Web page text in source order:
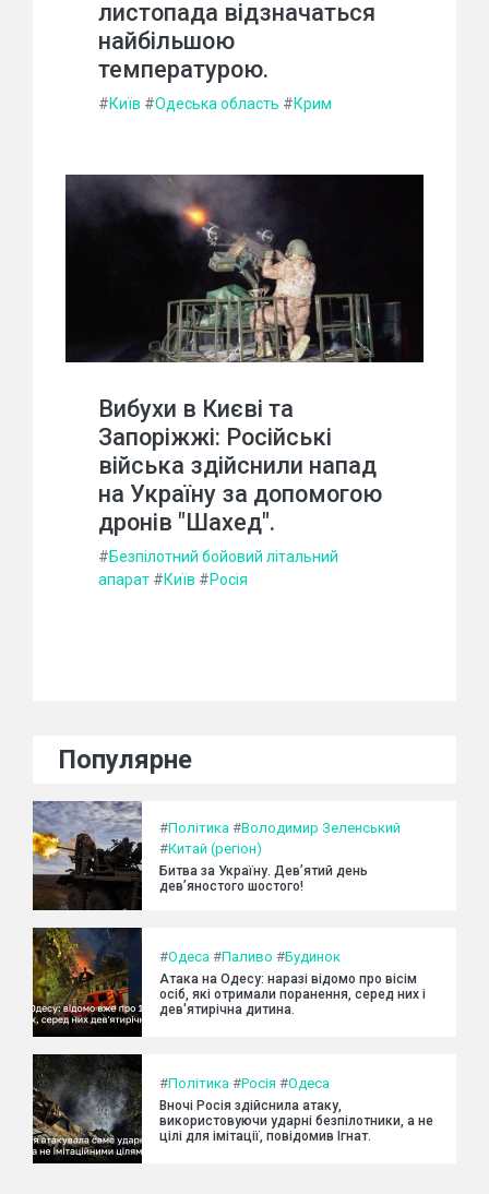
листопада відзначаться
найбільшою
температурою.
#Київ #Одеська область #Крим
Вибухи в Києві та
Запоріжжі: Російські
війська здійснили напад
на Україну за допомогою
дронів "Шахед".
#Безпілотний бойовий літальний
апарат #Київ #Росія
Популярне
#Політика #Володимир Зеленський
#Китай (регіон)
Битва за Україну. Дев’ятий день
дев’яностого шостого!
#Одеса #Паливо #Будинок
Атака на Одесу: наразі відомо про вісім
осіб, які отримали поранення, серед них і
дев'ятирічна дитина.
#Політика #Росія #Одеса
Вночі Росія здійснила атаку,
використовуючи ударні безпілотники, а не
цілі для імітації, повідомив Ігнат.